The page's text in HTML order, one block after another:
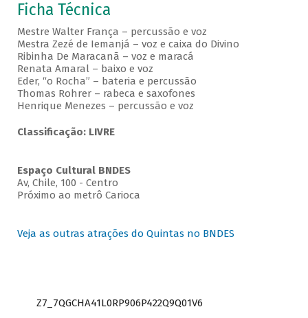
Ficha Técnica
Mestre Walter França – percussão e voz
Mestra Zezé de Iemanjá – voz e caixa do Divino
Ribinha De Maracanã – voz e maracá
Renata Amaral – baixo e voz
Eder, “o Rocha” – bateria e percussão
Thomas Rohrer – rabeca e saxofones
Henrique Menezes – percussão e voz
Classificação: LIVRE
Espaço Cultural BNDES
Av, Chile, 100 - Centro
Próximo ao metrô Carioca
Veja as outras atrações do Quintas no BNDES
Z7_7QGCHA41L0RP906P422Q9Q01V6